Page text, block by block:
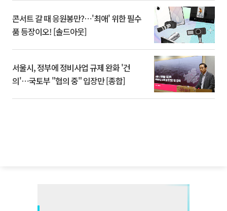
콘서트 갈 때 응원봉만?⋯'최애' 위한 필수
품 등장이오! [솔드아웃]
서울시, 정부에 정비사업 규제 완화 '건
의'⋯국토부 "협의 중" 입장만 [종합]